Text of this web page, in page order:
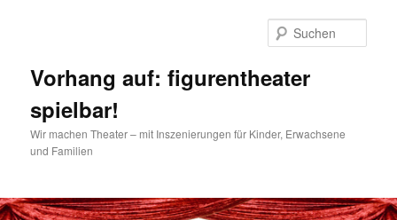
Vorhang auf: figurentheater
spielbar!
Wir machen Theater – mit Inszenierungen für Kinder, Erwachsene
und Familien